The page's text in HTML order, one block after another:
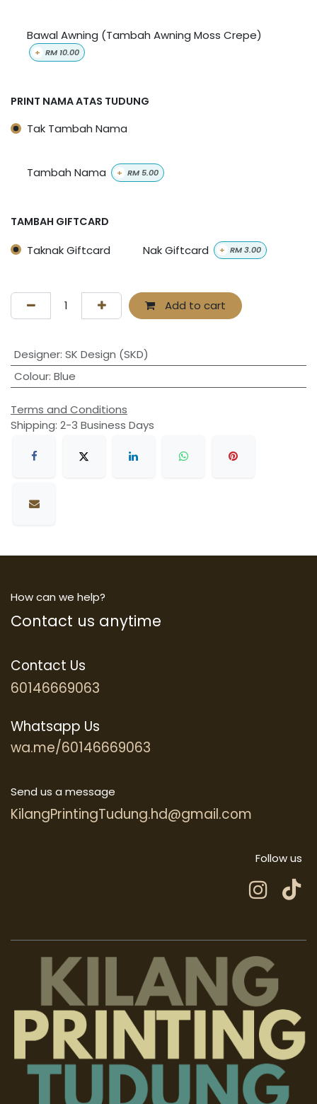
Bawal Awning (Tambah Awning Moss Crepe)
+ RM 10.00
PRINT NAMA ATAS TUDUNG
Tak Tambah Nama
Tambah Nama + RM5.00
TAMBAH GIFTCARD
Taknak Giftcard Nak Giftcard + RM3.00
Add to cart
Designer: SK Design (SKD)
Colour: Blue
Terms and Conditions
Shipping: 2-3 Business Days
How can we help?
Contact us anytime
Contact Us
60146669063
Whatsapp Us
wa.me/60146669063
Send us a message
KilangPrintingTudung.hd@gmail.com
Follow us